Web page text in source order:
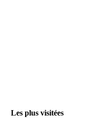
Les plus visitées